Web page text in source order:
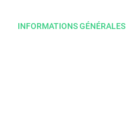
INFORMATIONS GÉNÉRALES